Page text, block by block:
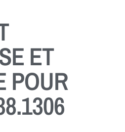
ET
POUR